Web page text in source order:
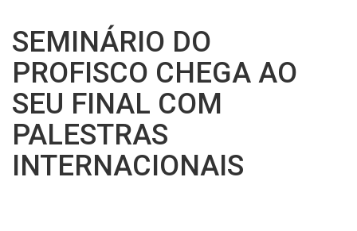
NOTÍCIAS
DIRETORIA
HISTÓRIA
ASSESSORIA JURÍDICA
SEMINÁRIO DO
PROFISCO CHEGA AO
SEU FINAL COM
PALESTRAS
INTERNACIONAIS